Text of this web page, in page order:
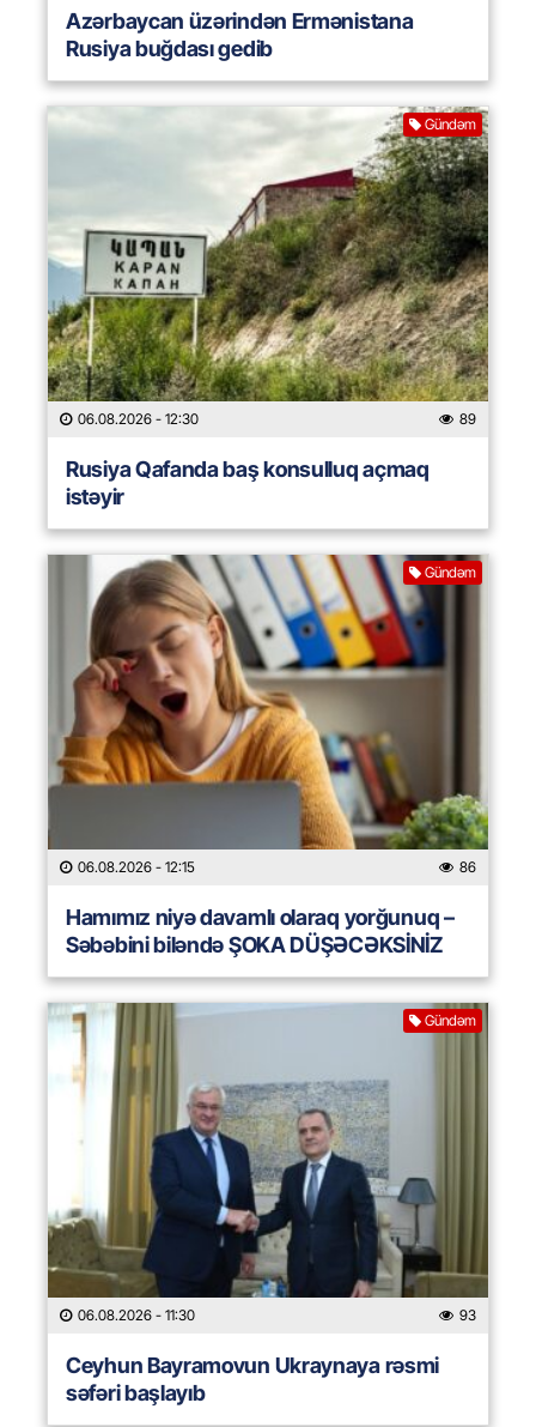
Azərbaycan üzərindən Ermənistana
Rusiya buğdası gedib
Gündəm
06.08.2026 - 12:30 89
Rusiya Qafanda baş konsulluq açmaq
istəyir
Gündəm
06.08.2026 - 12:15 86
Hamımız niyə davamlı olaraq yorğunuq –
Səbəbini biləndə ŞOKA DÜŞƏCƏKSİNİZ
Gündəm
06.08.2026 - 11:30 93
Ceyhun Bayramovun Ukraynaya rəsmi
səfəri başlayıb